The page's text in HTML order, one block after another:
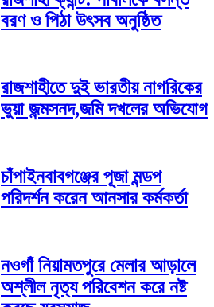
বরণ ও পিঠা উৎসব অনুষ্ঠিত
রাজশাহীতে দুই ভারতীয় নাগরিকের
ভুয়া জন্মসনদ,জমি দখলের অভিযোগ
চাঁপাইনবাবগঞ্জের পূজা মন্ডপ
পরিদর্শন করেন আনসার কর্মকর্তা
নওগাঁ নিয়ামতপুরে মেলার আড়ালে
অশ্লীল নৃত্য পরিবেশন করে নষ্ট